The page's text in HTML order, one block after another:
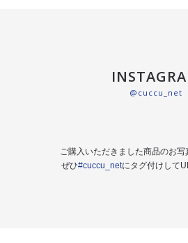
@cuccu_net
ご購入いただきました商品のお
ぜひ#cuccu_netにタグ付けして